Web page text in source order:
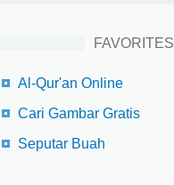
FAVORITES
Al-Qur'an Online
Cari Gambar Gratis
Seputar Buah